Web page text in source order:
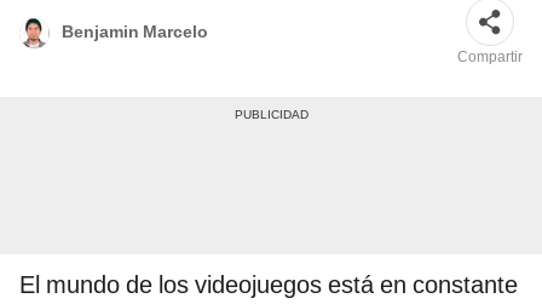
Benjamin Marcelo
Compartir
El mundo de los videojuegos está en constante